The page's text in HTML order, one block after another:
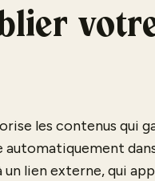
les contenus qui
un lien externe, qui